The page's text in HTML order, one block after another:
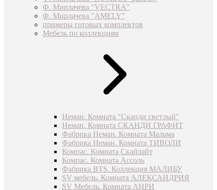
Ф. Мирлачева "VECTRA"
Ф. Мирлачева "AMELY"
примеры готовых комплектов
Мебель по коллекциям
Неман. Комната "Сканди светлый"
Неман. Комната СКАНДИ ГРАФИТ
Фабрика Неман. Комната Мальма
Фабрика Неман. Комната ТИВОЛИ
Компас. Комната Скайлайт
Компас. Комната Ассоль
Фабрика BTS. Коллекция МАЛИБУ
SV мебель. Комната АЛЕКСАНДРИЯ
SV Мебель. Комната АНРИ